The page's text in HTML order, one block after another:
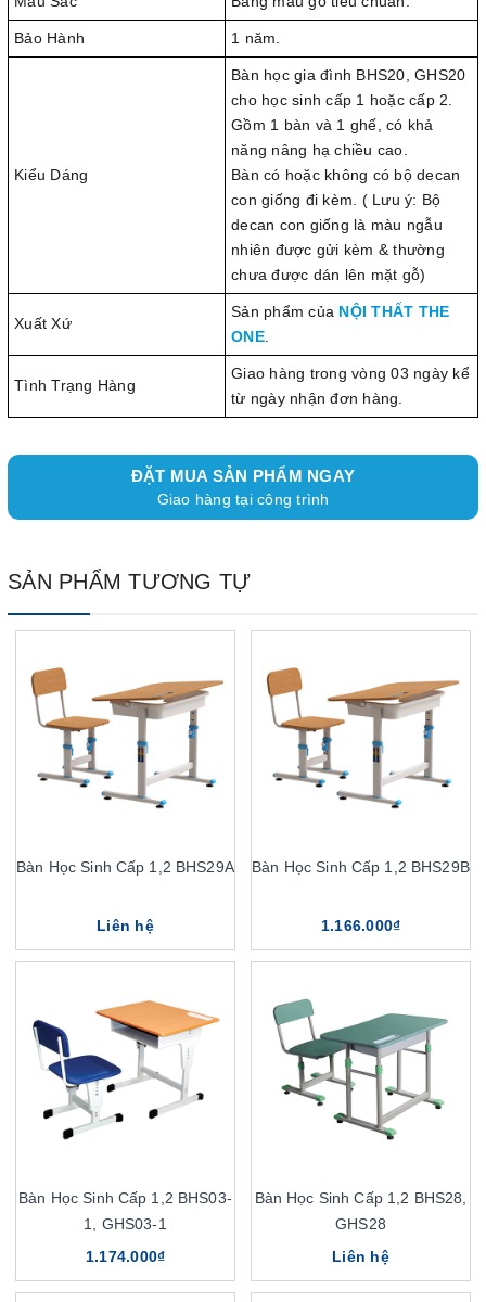
Bảo Hành 1 năm.
Kiểu Dáng
Bàn học gia đình BHS20, GHS20
cho học sinh cấp 1 hoặc cấp 2.
Gồm 1 bàn và 1 ghế, có khả
năng nâng hạ chiều cao.
Bàn có hoặc không có bộ decan
con giống đi kèm. ( Lưu ý: Bộ
decan con giống là màu ngẫu
nhiên được gửi kèm & thường
chưa được dán lên mặt gỗ)
Xuất Xứ
Sản phẩm của NỘI THẤT THE
ONE.
Tình Trạng Hàng
Giao hàng trong vòng 03 ngày kể
từ ngày nhận đơn hàng.
ĐẶT MUA SẢN PHẨM NGAY
Giao hàng tại công trình
SẢN PHẨM TƯƠNG TỰ
Bàn Học Sinh Cấp 1,2 BHS29A
Liên hệ
Bàn Học Sinh Cấp 1,2 BHS29B
1.166.000₫
Bàn Học Sinh Cấp 1,2 BHS03-
1, GHS03-1
1.174.000₫
Bàn Học Sinh Cấp 1,2 BHS28,
GHS28
Liên hệ